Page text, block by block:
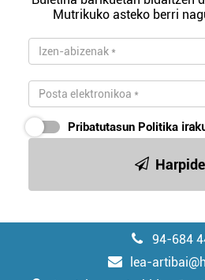
irakurriMutrikuko asteko berri
Pribatutasun Politika
94-684
lea-